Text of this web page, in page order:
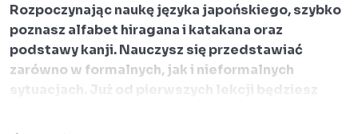
Rozpoczynając naukę języka japońskiego, szybko
poznasz alfabet hiragana i katakana oraz
podstawy kanji. Nauczysz się przedstawiać
zarówno w formalnych, jak i nieformalnych
sytuacjach. Już od pierwszych lekcji będziesz
prosty, naturalny sposób.